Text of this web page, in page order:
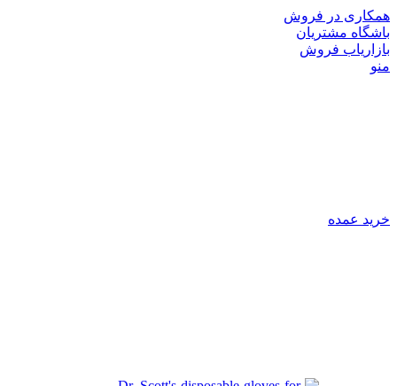
همکاری در فروش
باشگاه مشتریان
بازاریاب فروش
منو
خرید عمده